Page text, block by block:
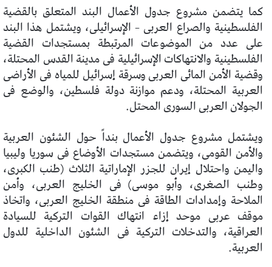
كما يتضمن مشروع جدول الأعمال البند المتعلق بالقضية
الفلسطينية والصراع العربى – الإسرائيلى، ويشتمل هذا البند
على عدد من الموضوعات المرتبطة بمستجدات القضية
الفلسطينية والانتهاكات الإسرائيلية فى مدينة القدس المحتلة،
وقضية الأمن المائى العربى وسرقة إسرائيل للمياه فى الأراضى
العربية المحتلة، ودعم موازنة دولة فلسطين، والوضع فى
الجولان العربى السورى المحتل.
ويشتمل مشروع جدول الأعمال بنداً حول الشئون العربية
والأمن القومى، ويتضمن مستجدات الأوضاع فى سوريا وليبيا
واليمن واحتلال إيران للجزر الإماراتية الثلاث (طنب الكبرى،
وطنب الصغرى، وأبو موسى) فى الخليج العربى، وأمن
الملاحة وإمدادات الطاقة فى منطقة الخليج العربى، واتخاذ
موقف عربى موحد إزاء انتهاك القوات التركية للسيادة
العراقية، والتدخلات التركية فى الشئون الداخلية للدول
العربية.